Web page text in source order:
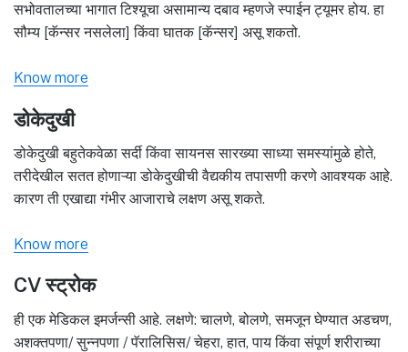
सभोवतालच्या भागात टिश्यूचा असामान्य दबाव म्हणजे स्पाईन ट्यूमर होय. हा
सौम्य [कॅन्सर नसलेला] किंवा घातक [कॅन्सर] असू शकतो.
Know more
डोकेदुखी
डोकेदुखी बहुतेकवेळा सर्दी किंवा सायनस सारख्या साध्या समस्यांमुळे होते,
तरीदेखील सतत होणाऱ्या डोकेदुखीची वैद्यकीय तपासणी करणे आवश्यक आहे.
कारण ती एखाद्या गंभीर आजाराचे लक्षण असू शकते.
Know more
CV स्ट्रोक
ही एक मेडिकल इमर्जन्सी आहे. लक्षणे: चालणे, बोलणे, समजून घेण्यात अडचण,
अशक्तपणा/ सुन्नपणा / पॅरालिसिस/ चेहरा, हात, पाय किंवा संपूर्ण शरीराच्या